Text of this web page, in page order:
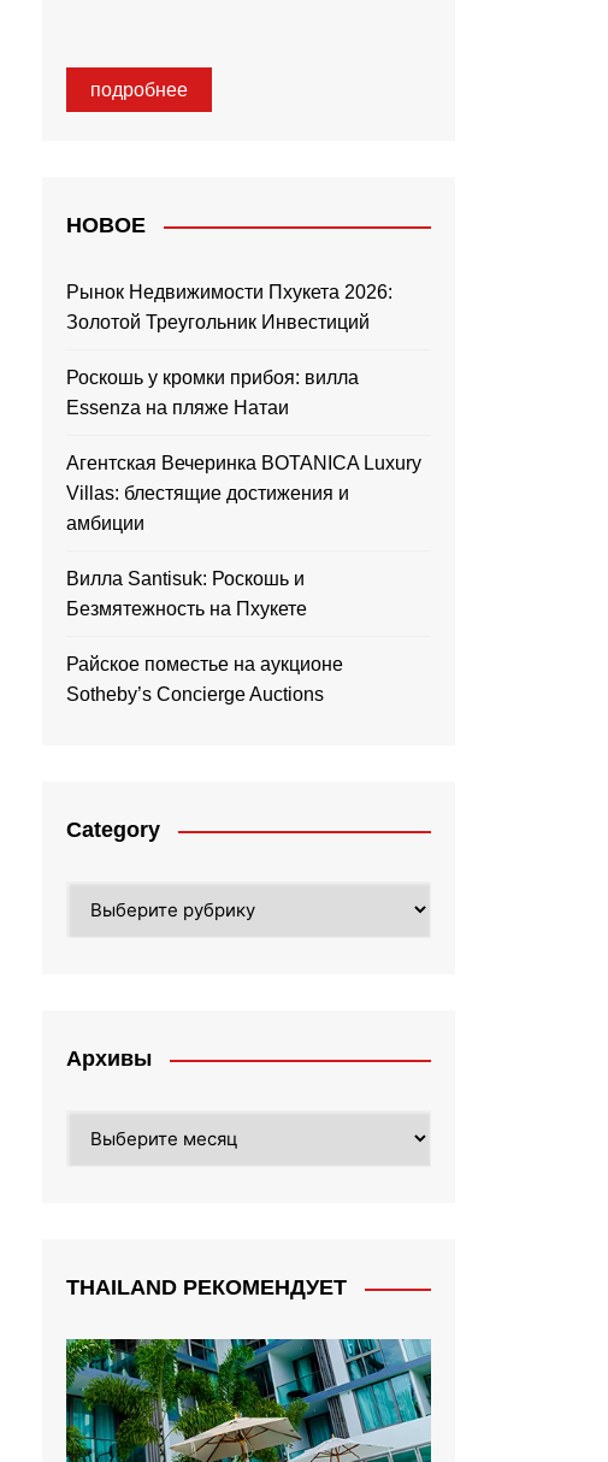
подробнее
НОВОЕ
Рынок Недвижимости Пхукета 2026:
Золотой Треугольник Инвестиций
Роскошь у кромки прибоя: вилла
Essenza на пляже Натаи
Агентская Вечеринка BOTANICA Luxury
Villas: блестящие достижения и
амбиции
Вилла Santisuk: Роскошь и
Безмятежность на Пхукете
Райское поместье на аукционе
Sotheby’s Concierge Auctions
Category
Архивы
THAILAND РЕКОМЕНДУЕТ